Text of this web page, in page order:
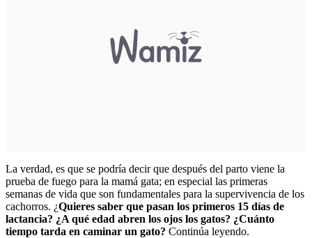
La verdad, es que se podría decir que después del parto viene la
prueba de fuego para la mamá gata; en especial las primeras
semanas de vida que son fundamentales para la supervivencia de los
cachorros. ¿Quieres saber que pasan los primeros 15 días de
lactancia? ¿A qué edad abren los ojos los gatos? ¿Cuánto
tiempo tarda en caminar un gato? Continúa leyendo.